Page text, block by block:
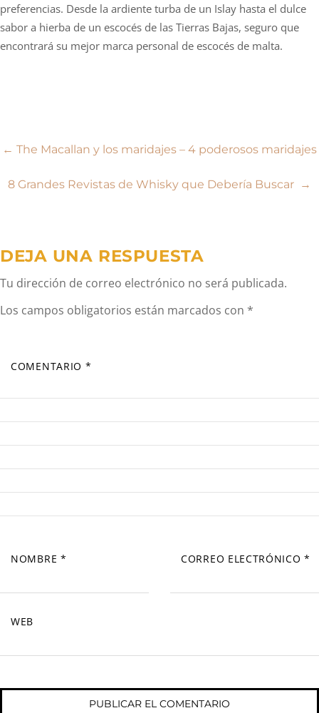
preferencias. Desde la ardiente turba de un Islay hasta el dulce
sabor a hierba de un escocés de las Tierras Bajas, seguro que
encontrará su mejor marca personal de escocés de malta.
Navegación
de
← The Macallan y los maridajes – 4 poderosos maridajes
8 Grandes Revistas de Whisky que Debería Buscar →
DEJA UNA RESPUESTA
Tu dirección de correo electrónico no será publicada.
Los campos obligatorios están marcados con *
COMENTARIO *
NOMBRE * CORREO ELECTRÓNICO*
WEB